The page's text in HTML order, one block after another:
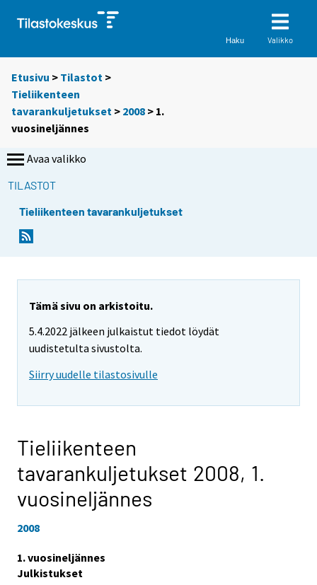
Haku Valikko
Etusivu > Tilastot >
Tieliikenteen
tavarankuljetukset > 2008 > 1.
vuosineljännes
Avaa valikko
TILASTOT
Tieliikenteen tavarankuljetukset
Tämä sivu on arkistoitu.
5.4.2022 jälkeen julkaistut tiedot löydät
uudistetulta sivustolta.
Siirry uudelle tilastosivulle
Tieliikenteen
tavarankuljetukset 2008, 1.
vuosineljännes
2008
1. vuosineljännes
Julkistukset